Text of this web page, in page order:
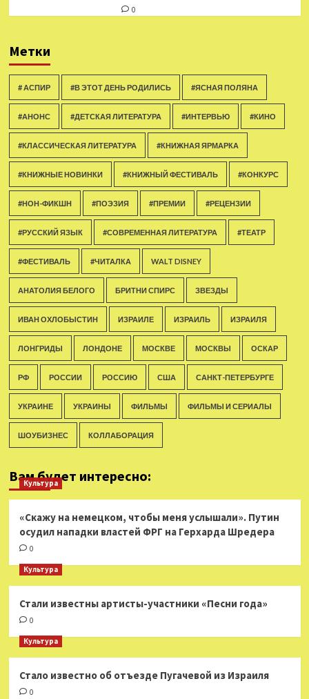
0
Метки
# АСПИР #В ЭТОТ ДЕНЬ РОДИЛИСЬ #ЯСНАЯ ПОЛЯНА
#АНОНС #ДЕТСКАЯ ЛИТЕРАТУРА #ИНТЕРВЬЮ #КИНО
#КЛАССИЧЕСКАЯ ЛИТЕРАТУРА #КНИЖНАЯ ЯРМАРКА
#КНИЖНЫЕ НОВИНКИ #КНИЖНЫЙ ФЕСТИВАЛЬ #КОНКУРС
#НОН-ФИКШН #ПОЭЗИЯ #ПРЕМИИ #РЕЦЕНЗИИ
#РУССКИЙ ЯЗЫК #СОВРЕМЕННАЯ ЛИТЕРАТУРА #ТЕАТР
#ФЕСТИВАЛЬ #ЧИТАЛКА WALT DISNEY
АНАТОЛИЯ БЕЛОГО БРИТНИ СПИРС ЗВЕЗДЫ
ИВАН ОХЛОБЫСТИН ИЗРАИЛЕ ИЗРАИЛЬ ИЗРАИЛЯ
ЛОНГРИДЫ ЛОНДОНЕ МОСКВЕ МОСКВЫ ОСКАР
РФ РОССИИ РОССИЮ США САНКТ-ПЕТЕРБУРГЕ
УКРАИНЕ УКРАИНЫ ФИЛЬМЫ ФИЛЬМЫ И СЕРИАЛЫ
ШОУБИЗНЕС КОЛЛАБОРАЦИЯ
Вам будет интересно:
Культура
«Скажу на немецком, чтобы меня услышали». Путин
осудил нападки властей ФРГ на Герхарда Шредера
0
Культура
Стали известны артисты-участники «Песни года»
0
Культура
Стало известно об отъезде Пугачевой из Израиля
0